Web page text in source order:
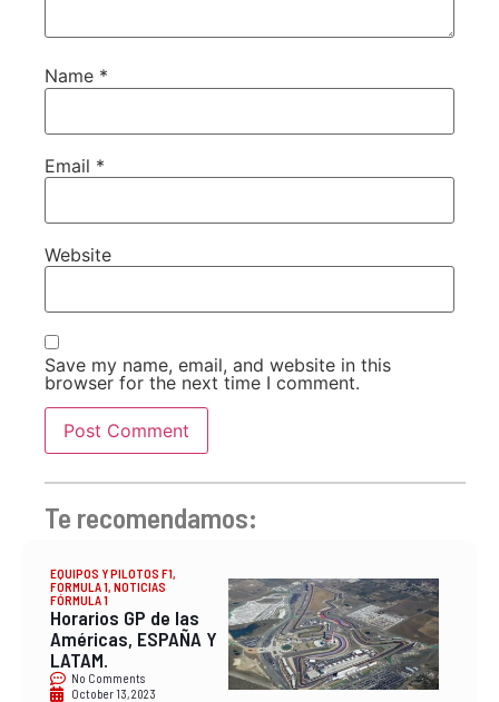
Name *
Email *
Website
Save my name, email, and website in this
browser for the next time I comment.
Te recomendamos:
EQUIPOS Y PILOTOS F1,
FORMULA 1, NOTICIAS
FÓRMULA 1
Horarios GP de las
Américas, ESPAÑA Y
LATAM.
No Comments
October 13, 2023